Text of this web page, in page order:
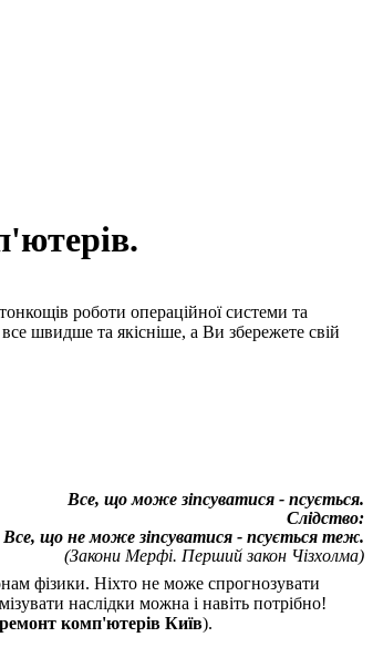
роботи операційної системи та
швидше та якісніше, а Ви збережете свій
Все, що може зіпсуватися - псується.
Слідство:
Все, що не може зіпсуватися - псується теж.
(Закони Мерфі. Перший закон Чізхолма)
фізики. Ніхто не може спрогнозувати
наслідки можна і навіть потрібно!
ремонт комп'ютерів Київ).